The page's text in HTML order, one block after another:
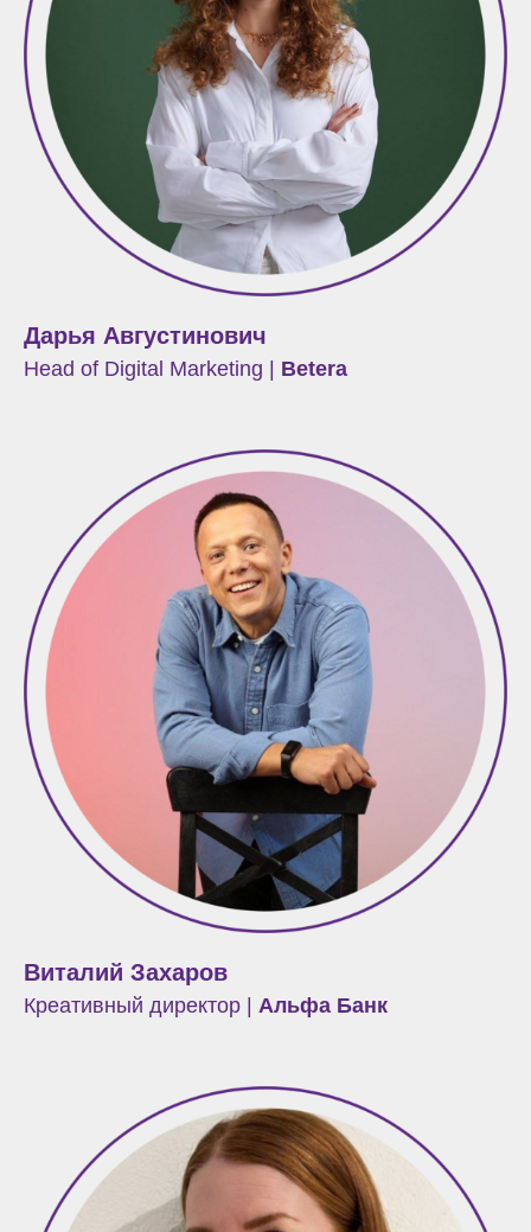
Дарья Августинович
Head of Digital Marketing | Betera
Виталий Захаров
Креативный директор | Альфа Банк